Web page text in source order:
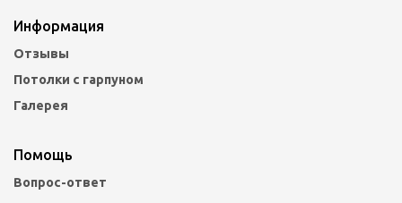
Информация
Отзывы
Потолки с гарпуном
Галерея
Помощь
Вопрос-ответ